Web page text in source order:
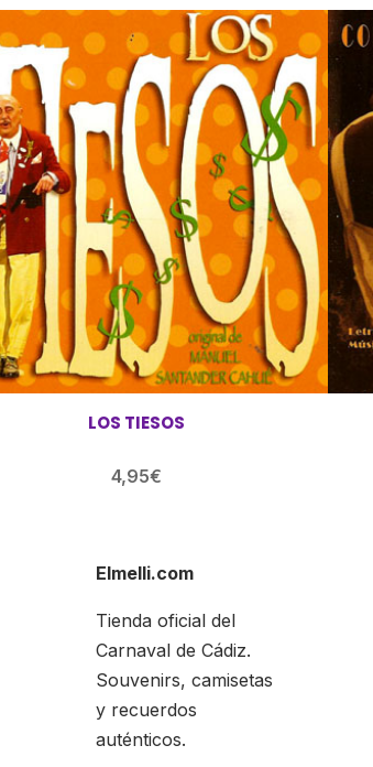
LOS TIESOS
4,95€
Elmelli.com
Tienda oficial del
Carnaval de Cádiz.
Souvenirs, camisetas
y recuerdos
auténticos.